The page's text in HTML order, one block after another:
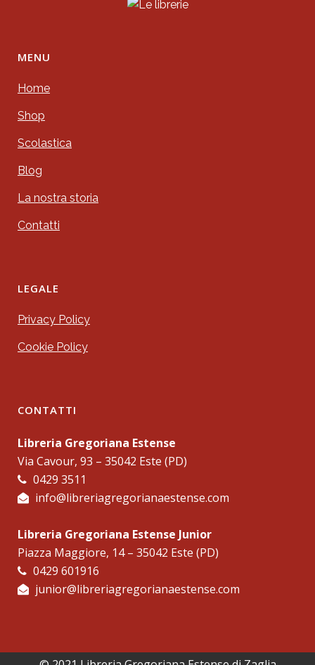
MENU
Home
Shop
Scolastica
Blog
La nostra storia
Contatti
LEGALE
Privacy Policy
Cookie Policy
CONTATTI
Libreria Gregoriana Estense
Via Cavour, 93 – 35042 Este (PD)
0429 3511
info@libreriagregorianaestense.com
Libreria Gregoriana Estense Junior
Piazza Maggiore, 14 – 35042 Este (PD)
0429 601916
junior@libreriagregorianaestense.com